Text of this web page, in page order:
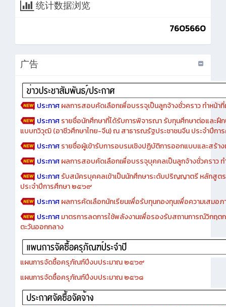
统计数据浏览
7605660
广告
ประกาศผลการสอบคัดเลือกเพื่อบรรจุเป็นลูกจ้างชั่วคราว ทำหน้าที่
ประกาศรายชื่อนักศึกษาที่ได้รับการพิจารณา รับทุนศึกษาต่อและฝึ
แบบทวิวุฒิ (อาชีวศึกษาไทย-จีน) ณ สาธารณรัฐประชาชนจีน ประจำปีก
ประกาศรายชื่อผู้เข้ารับการอบรมเชิงปฏิบัติการออกแบบและสร้า
ประกาศผลการสอบคัดเลือกเพื่อบรรจุบุคคลเป็นลูกจ้างชั่วคราว ท
ประกาศรับสมัครบุคคลเข้าเป็นนักศึกษาระดับปริญญาตรี หลักสูต
ประจำปีการศึกษา ๒๕๖๙
ประกาศผลการคัดเลือกนักเรียนเพื่อรับทุนกองทุนเพื่อความเสมอ
ประกาศมาตรการลดการใช้พลังงานเพื่อรองรับสถานการณ์วิกฤ
ตะวันออกกลาง
แผนการจัดซื้อครุภัณฑ์ปีงบประมาณ ๒๕๖๙
แผนการจัดซื้อครุภัณฑ์ปีงบประมาณ ๒๕๖๘